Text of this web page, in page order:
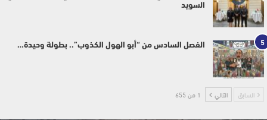
السويد
5 الفصل السادس من “أبو الهول الكذوب”.. بطولة وحيدة…
السابق التالي 1 من 655